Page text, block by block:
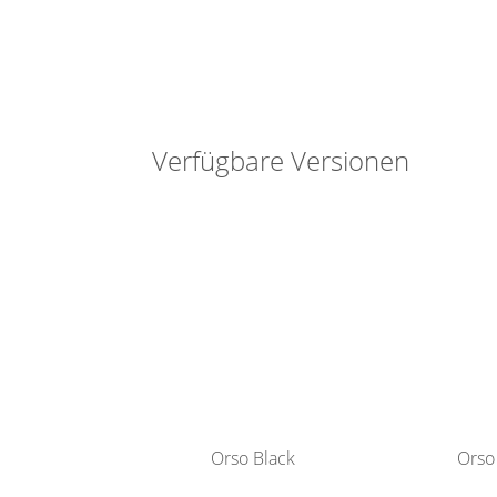
Verfügbare Versionen
Orso Black